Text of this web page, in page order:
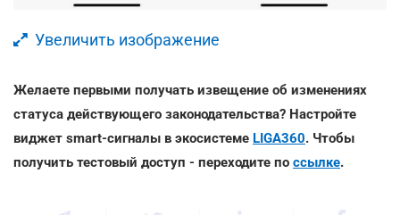
Увеличить изображение
Желаете первыми получать извещение об изменениях
статуса действующего законодательства? Настройте
виджет smart-сигналы в экосистеме LIGA360. Чтобы
получить тестовый доступ - переходите по ссылке.